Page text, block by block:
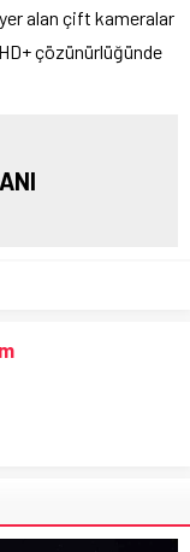
alan çift kameralar
çözünürlüğünde